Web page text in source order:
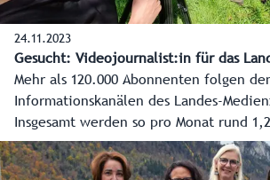
24.11.2023
Gesucht: Videojournalist:in für das
Mehr als 120.000 Abonnenten folgen
Informationskanälen des Landes-
Insgesamt werden so pro Monat rund
Menschen erreicht. Dreh- und
Kommunikation sind die Landes-